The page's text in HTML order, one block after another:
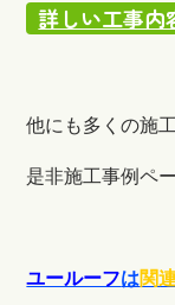
詳しい工事内
他にも多くの施
是非施工事例ペ
ユールーフは関